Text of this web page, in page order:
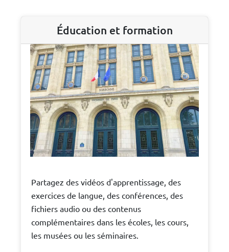
Éducation et formation
Partagez des vidéos d'apprentissage, des
exercices de langue, des conférences, des
fichiers audio ou des contenus
complémentaires dans les écoles, les cours,
les musées ou les séminaires.